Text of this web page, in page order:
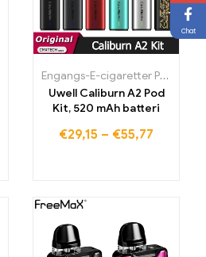
Engangs-E-cigaretter Portugal
Engangs-E-cigaretter Polen
Uwell Caliburn A2 Pod
Kit, 520 mAh batteri
€29,15 – €55,77
Chat